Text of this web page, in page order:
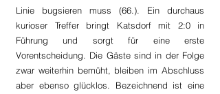
Linie bugsieren muss (66.). Ein durchaus
kurioser Treffer bringt Katsdorf mit 2:0 in
Führung und sorgt für eine erste
Vorentscheidung. Die Gäste sind in der Folge
zwar weiterhin bemüht, bleiben im Abschluss
aber ebenso glücklos. Bezeichnend ist eine